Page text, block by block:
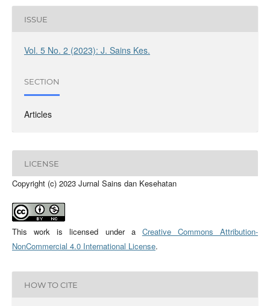
ISSUE
Vol. 5 No. 2 (2023): J. Sains Kes.
SECTION
Articles
LICENSE
Copyright (c) 2023 Jurnal Sains dan Kesehatan
This work is licensed under a Creative Commons Attribution-
NonCommercial 4.0 International License.
HOW TO CITE